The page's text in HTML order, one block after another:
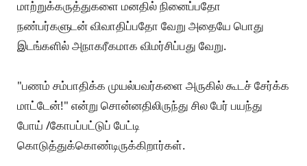
ஒன்று, அவர் அரசியலுக்கு வருவதை ஆதரிக்க வேண்டும்
அல்லது "ஐயோ, அரசியல் வேண்டாமே" எங்கிற ரீதியில்
அதை விடுத்து, ரஜினி ரசிகன் என்கிற போர்வையில்,
ஊடகங்களில் எதிர்மறையாகப் பேசுபவர்களும்,
காழ்ப்புணர்ச்சியை வெளிப்படுத்துபவர்களும் ரசிகர்களே